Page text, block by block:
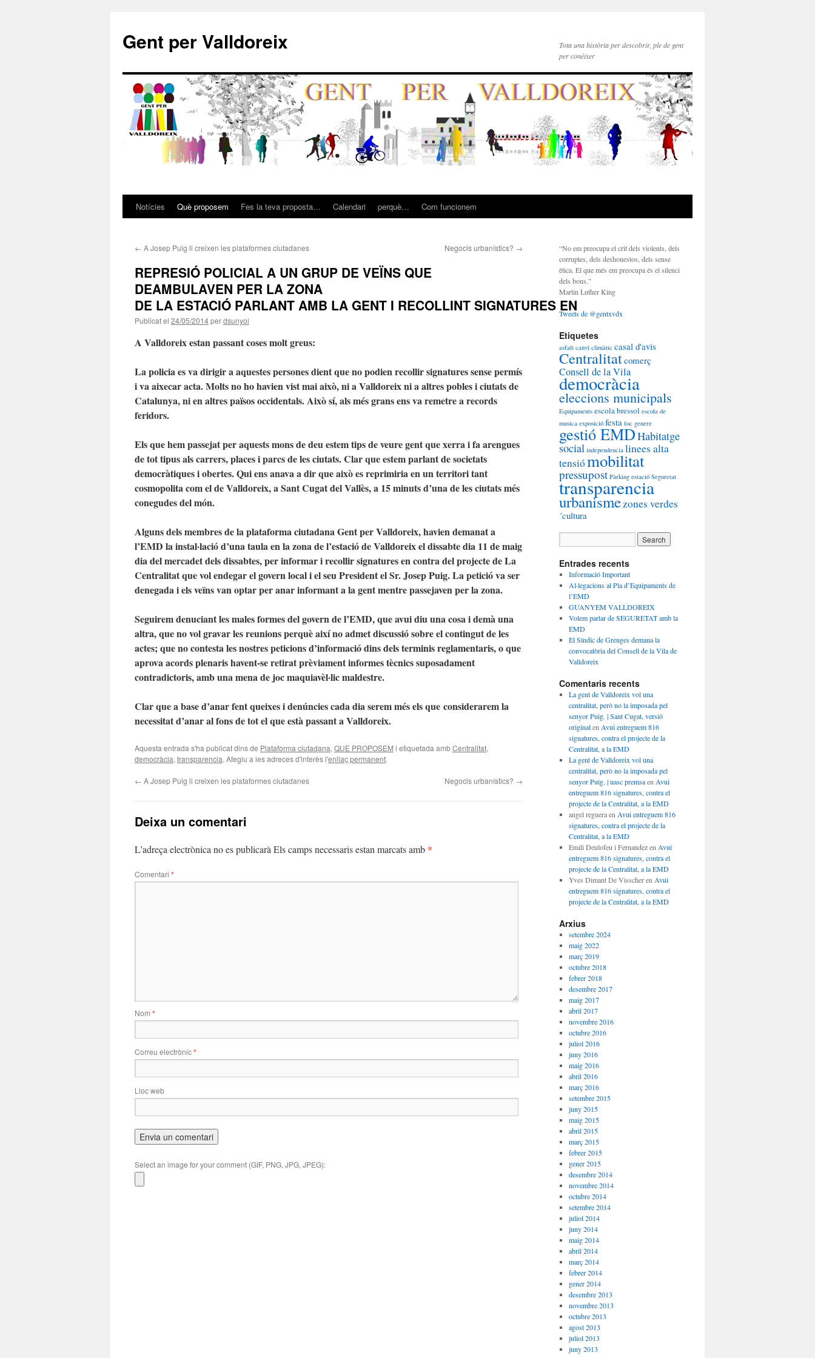
Gent per Valldoreix
Tota una història per descobrir, ple de gent
per conèixer
Notícies Què proposem Fes la teva proposta… Calendari perquè… Com funcionem
← A Josep Puig li creixen les plataformes ciutadanes Negocis urbanístics? →
REPRESIÓ POLICIAL A UN GRUP DE VEÏNS QUE
DEAMBULAVEN PER LA ZONA
DE LA ESTACIÓ PARLANT AMB LA GENT I RECOLLINT SIGNATURES EN
Publicat el 24/05/2014perdsunyol
A Valldoreix estan passant coses molt greus:
La policia es va dirigir a aquestes persones dient que no podien recollir signatures sense permís
i va aixecar acta. Molts no ho havien vist mai això, ni a Valldoreix ni a altres pobles i ciutats de
Catalunya, ni en altres països occidentals. Això sí, als més grans ens va remetre a records
feridors.
Els que hem passejat per aquests mons de deu estem tips de veure gent que xerra i fa arengues
de tot tipus als carrers, places i parcs de les ciutats. Clar que estem parlant de societats
democràtiques i obertes. Qui ens anava a dir que això es reprimiria en un territori tant
cosmopolita com el de Valldoreix, a Sant Cugat del Vallès, a 15 minuts d’una de les ciutats més
conegudes del món.
Alguns dels membres de la plataforma ciutadana Gent per Valldoreix, havien demanat a
l’EMD la instal·lació d’una taula en la zona de l’estació de Valldoreix el dissabte dia 11 de maig
dia del mercadet dels dissabtes, per informar i recollir signatures en contra del projecte de La
Centralitat que vol endegar el govern local i el seu President el Sr. Josep Puig. La petició va ser
denegada i els veïns van optar per anar informant a la gent mentre passejaven per la zona.
Seguirem denuciant les males formes del govern de l’EMD, que avui diu una cosa i demà una
altra, que no vol gravar les reunions perquè així no admet discussió sobre el contingut de les
actes; que no contesta les nostres peticions d’informació dins dels terminis reglamentaris, o que
aprova acords plenaris havent-se retirat prèviament informes tècnics suposadament
contradictoris, amb una mena de joc maquiavèl·lic maldestre.
Clar que a base d’anar fent queixes i denúncies cada dia serem més els que considerarem la
necessitat d’anar al fons de tot el que està passant a Valldoreix.
Aquesta entrada s'ha publicat dins de Plataforma ciutadana, QUE PROPOSEM i etiquetada ambCentralitat,
democràcia, transparencia. Afegiu a les adreces d'interès l'enllaç permanent.
← A Josep Puig li creixen les plataformes ciutadanes Negocis urbanístics? →
Deixa un comentari
L'adreça electrònica no es publicarà Els camps necessaris estan marcats amb *
Comentari *
Nom *
Correu electrònic*
Lloc web
Select an image for your comment (GIF, PNG, JPG, JPEG):
“No em preocupa el crit dels violents, dels
corruptes, dels deshonestos, dels sense
ètica. El que més em preocupa és el silenci
dels bons.”
Martin Luther King
Tweets de @gentxvdx
Etiquetes
asfalt canvi climàtic casal d'avis
Centralitatcomerç
Consell de la Vila
democràcia
eleccions municipals
Equipaments escola bressol escola de
musica exposició festa foc genere
gestió EMDHabitatge
social independencia linees alta
tensiómobilitat
pressupost Pàrking estació Seguretat
transparencia
urbanismezones verdes
´cultura
Entrades recents
Informació Important
Al·legacions al Pla d’Equipaments de
l’EMD
GUANYEM VALLDOREIX
Volem parlar de SEGURETAT amb la
EMD
El Síndic de Greuges demana la
convocatòria del Consell de la Vila de
Valldoreix
Comentaris recents
La gent de Valldoreix vol una
centralitat, però no la imposada pel
senyor Puig. | Sant Cugat, versió
originalen Avui entreguem 816
signatures, contra el projecte de la
Centralitat, a la EMD
La gent de Valldoreix vol una
centralitat, però no la imposada pel
senyor Puig. | uasc premsaen Avui
entreguem 816 signatures, contra el
projecte de la Centralitat, a la EMD
angel regueraen Avui entreguem 816
signatures, contra el projecte de la
Centralitat, a la EMD
Emili Deulofeu i Fernandezen Avui
entreguem 816 signatures, contra el
projecte de la Centralitat, a la EMD
Yves Dimant De Visscheren Avui
entreguem 816 signatures, contra el
projecte de la Centralitat, a la EMD
Arxius
setembre 2024
maig 2022
març 2019
octubre 2018
febrer 2018
desembre 2017
maig 2017
abril 2017
novembre 2016
octubre 2016
juliol 2016
juny 2016
maig 2016
abril 2016
març 2016
setembre 2015
juny 2015
maig 2015
abril 2015
març 2015
febrer 2015
gener 2015
desembre 2014
novembre 2014
octubre 2014
setembre 2014
juliol 2014
juny 2014
maig 2014
abril 2014
març 2014
febrer 2014
gener 2014
desembre 2013
novembre 2013
octubre 2013
agost 2013
juliol 2013
juny 2013